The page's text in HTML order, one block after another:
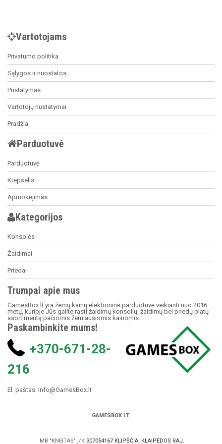
Vartotojams
Privatumo politika
Sąlygos ir nuostatos
Pristatymas
Vartotojų nustatymai
Pradžia
Parduotuvė
Parduotuvė
Krepšelis
Apmokėjimas
Kategorijos
Konsolės
Žaidimai
Priedai
Trumpai apie mus
GamesBox.lt yra žemų kainų elektroninė parduotuvė veikianti nuo 2016
metų, kurioje Jūs galite rasti žaidimų konsolių, žaidimų bei priedų platų
asortimentą pačiomis žemiausiomis kainomis.
Paskambinkite mums!
+370-671-28-
216
El. paštas: info@GamesBox.lt
GAMESBOX.LT
MB "KNEITAS" Į/K 307054167 KLIPŠČIAI KLAIPĖDOS RAJ.